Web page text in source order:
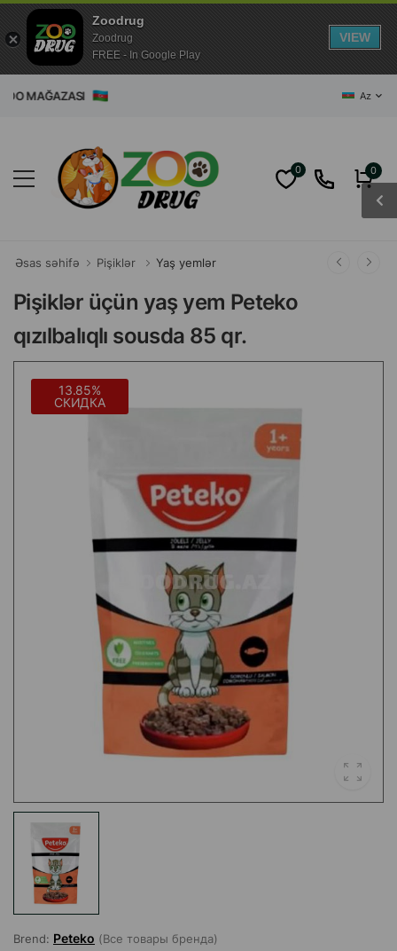
MAĞAZASI Az
0 0
Əsas səhifə Pişiklər Yaş yemlər
Pişiklər üçün yaş yem Peteko
qızılbalıqlı sousda 85 qr.
13.85%
СКИДКА
Brend: Peteko (Все товары бренда)
Zoodrug
Zoodrug
FREE - In Google Play
VIEW